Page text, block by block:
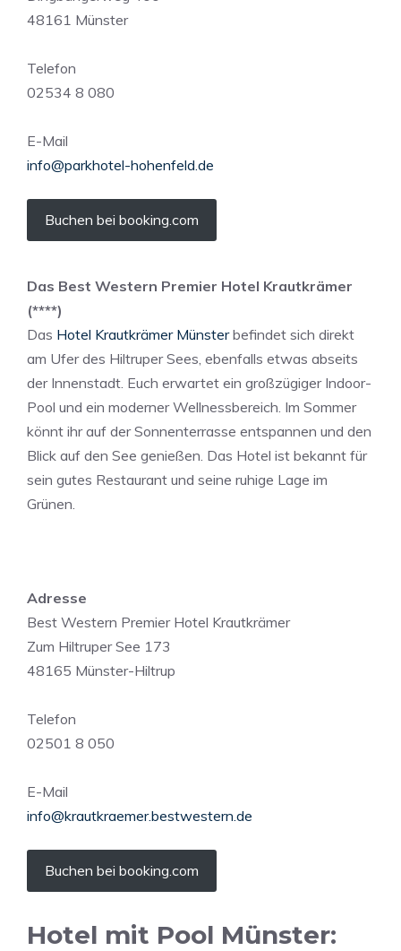
48161 Münster
Telefon
02534 8 080
E-Mail
info@parkhotel-hohenfeld.de
Buchen bei booking.com
Das Best Western Premier Hotel Krautkrämer
(****)
Das Hotel Krautkrämer Münsterbefindet sich direkt
am Ufer des Hiltruper Sees, ebenfalls etwas abseits
der Innenstadt. Euch erwartet ein großzügiger Indoor-
Pool und ein moderner Wellnessbereich. Im Sommer
könnt ihr auf der Sonnenterrasse entspannen und den
Blick auf den See genießen. Das Hotel ist bekannt für
sein gutes Restaurant und seine ruhige Lage im
Grünen.
Adresse
Best Western Premier Hotel Krautkrämer
Zum Hiltruper See 173
48165 Münster-Hiltrup
Telefon
02501 8 050
E-Mail
info@krautkraemer.bestwestern.de
Buchen bei booking.com
Hotel mit Pool Münster: